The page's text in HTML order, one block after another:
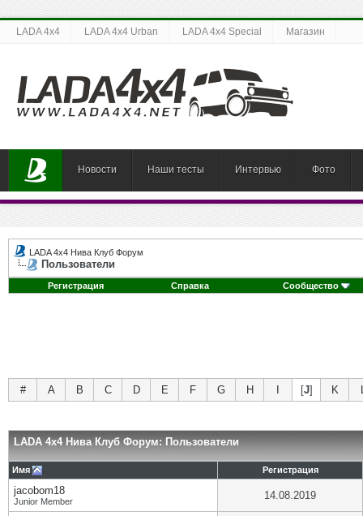
LADA 4x4 LADA 4x4 Urban LADA 4x4 Special Магазин
Новости Наши тесты Интервью Фото
LADA 4x4 Нива Клуб Форум
Пользователи
Регистрация Справка Сообщество
# A B C D E F G H [J] K
LADA 4x4 Нива Клуб Форум: Пользователи
Имя Регистрация
jacobom18
Junior Member 14.08.2019